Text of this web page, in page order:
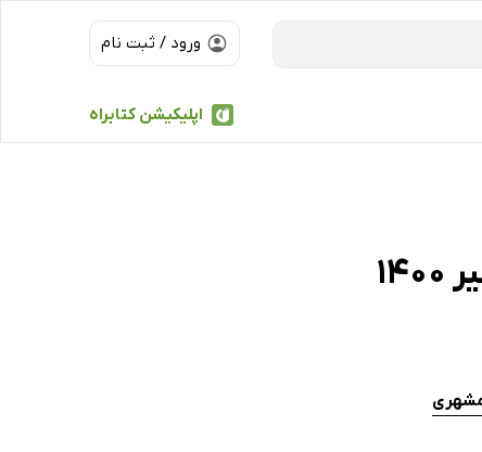
ورود / ثبت نام
اپلیکیشن کتابراه